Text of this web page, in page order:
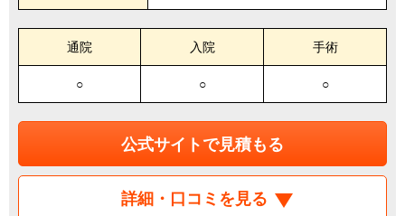
通院 入院 手術
○ ○ ○
公式サイトで見積もる
詳細・口コミを見る